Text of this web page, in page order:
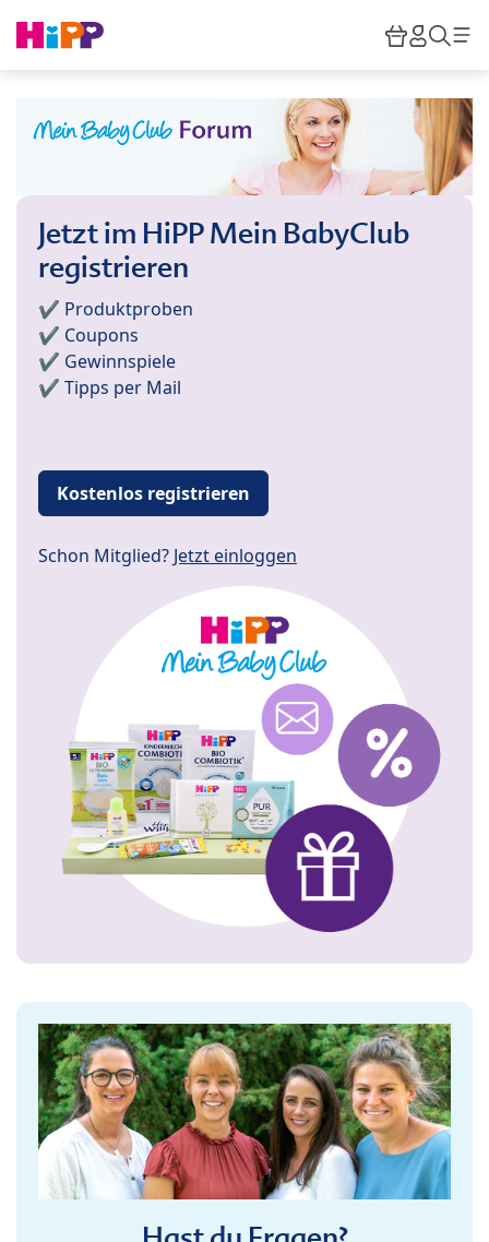
HiPP
Jetzt im HiPP Mein BabyClub
registrieren
✔️ Produktproben
✔️ Coupons
✔️ Gewinnspiele
✔️ Tipps per Mail
Kostenlos registrieren
Schon Mitglied? Jetzt einloggen